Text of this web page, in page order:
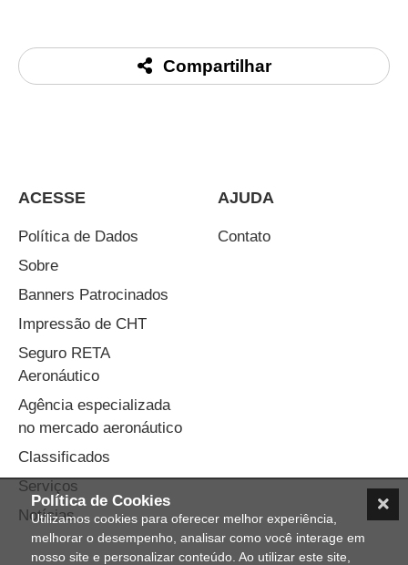
Compartilhar
ACESSE
Política de Dados
Sobre
Banners Patrocinados
Impressão de CHT
Seguro RETA
Aeronáutico
Agência especializada
no mercado aeronáutico
Classificados
Serviços
Notícias
AJUDA
Contato
Política de Cookies
Utilizamos cookies para oferecer melhor experiência,
melhorar o desempenho, analisar como você interage em
nosso site e personalizar conteúdo. Ao utilizar este site,